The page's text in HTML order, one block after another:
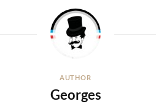
AUTHOR
Georges